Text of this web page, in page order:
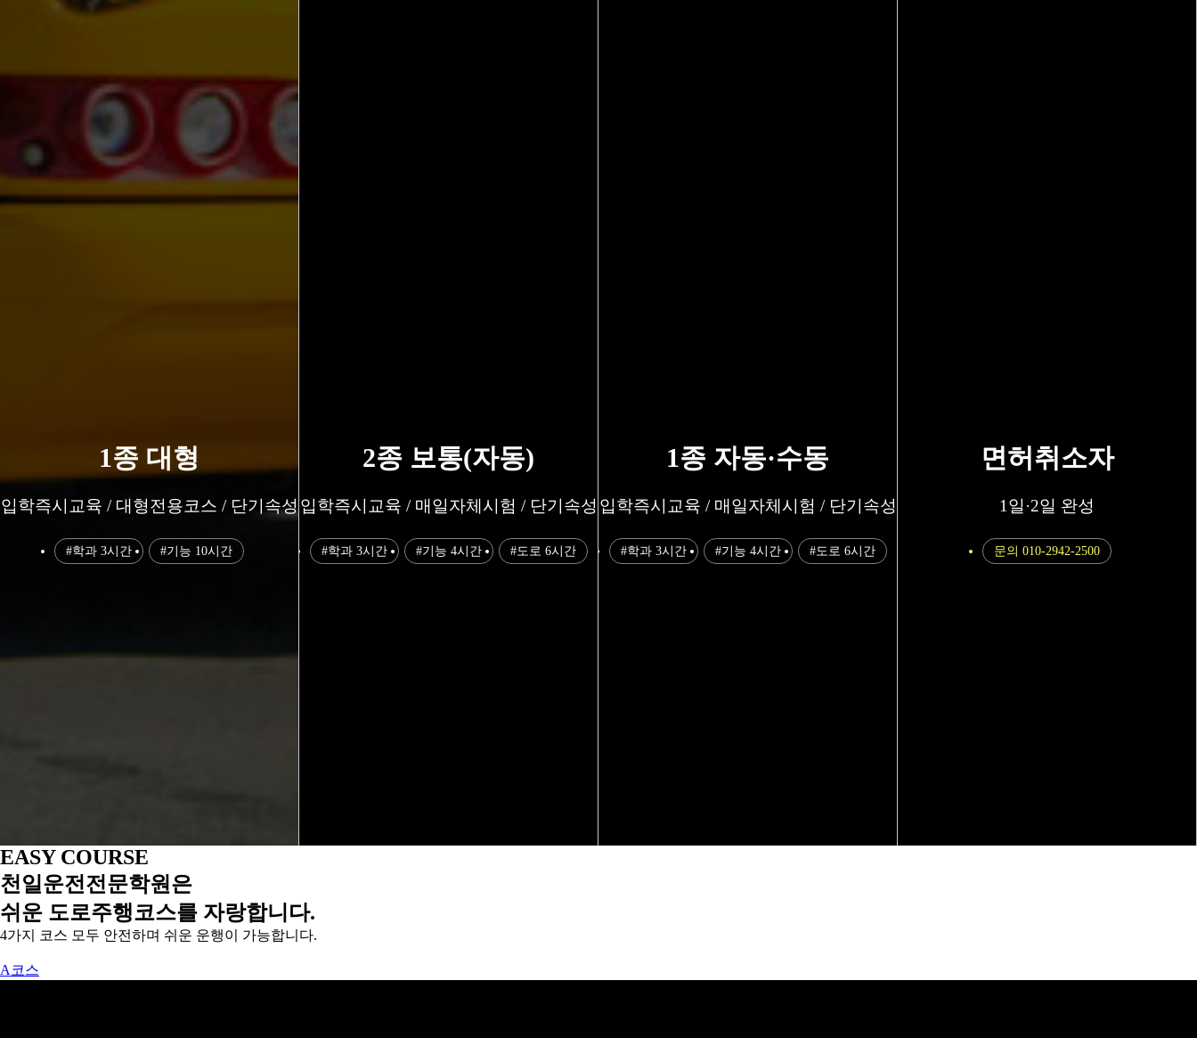
1종 대형
입학즉시교육 / 대형전용코스 / 단기속성
#학과 3시간 #기능 10시간
2종 보통(자동)
입학즉시교육 / 매일자체시험 / 단기속성
#학과 3시간 #기능 4시간 #도로 6시간
1종 자동·수동
입학즉시교육 / 매일자체시험 / 단기속성
#학과 3시간 #기능 4시간 #도로 6시간
면허취소자
1일·2일 완성
문의 010-2942-2500
EASY COURSE
천일운전전문학원은
쉬운 도로주행코스를 자랑합니다.
4가지 코스 모두 안전하며 쉬운 운행이 가능합니다.
A코스